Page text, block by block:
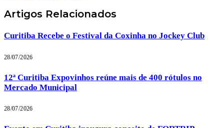
Artigos Relacionados
Curitiba Recebe o Festival da Coxinha no Jockey Club
28/07/2026
12ª Curitiba Expovinhos reúne mais de 400 rótulos no
Mercado Municipal
28/07/2026